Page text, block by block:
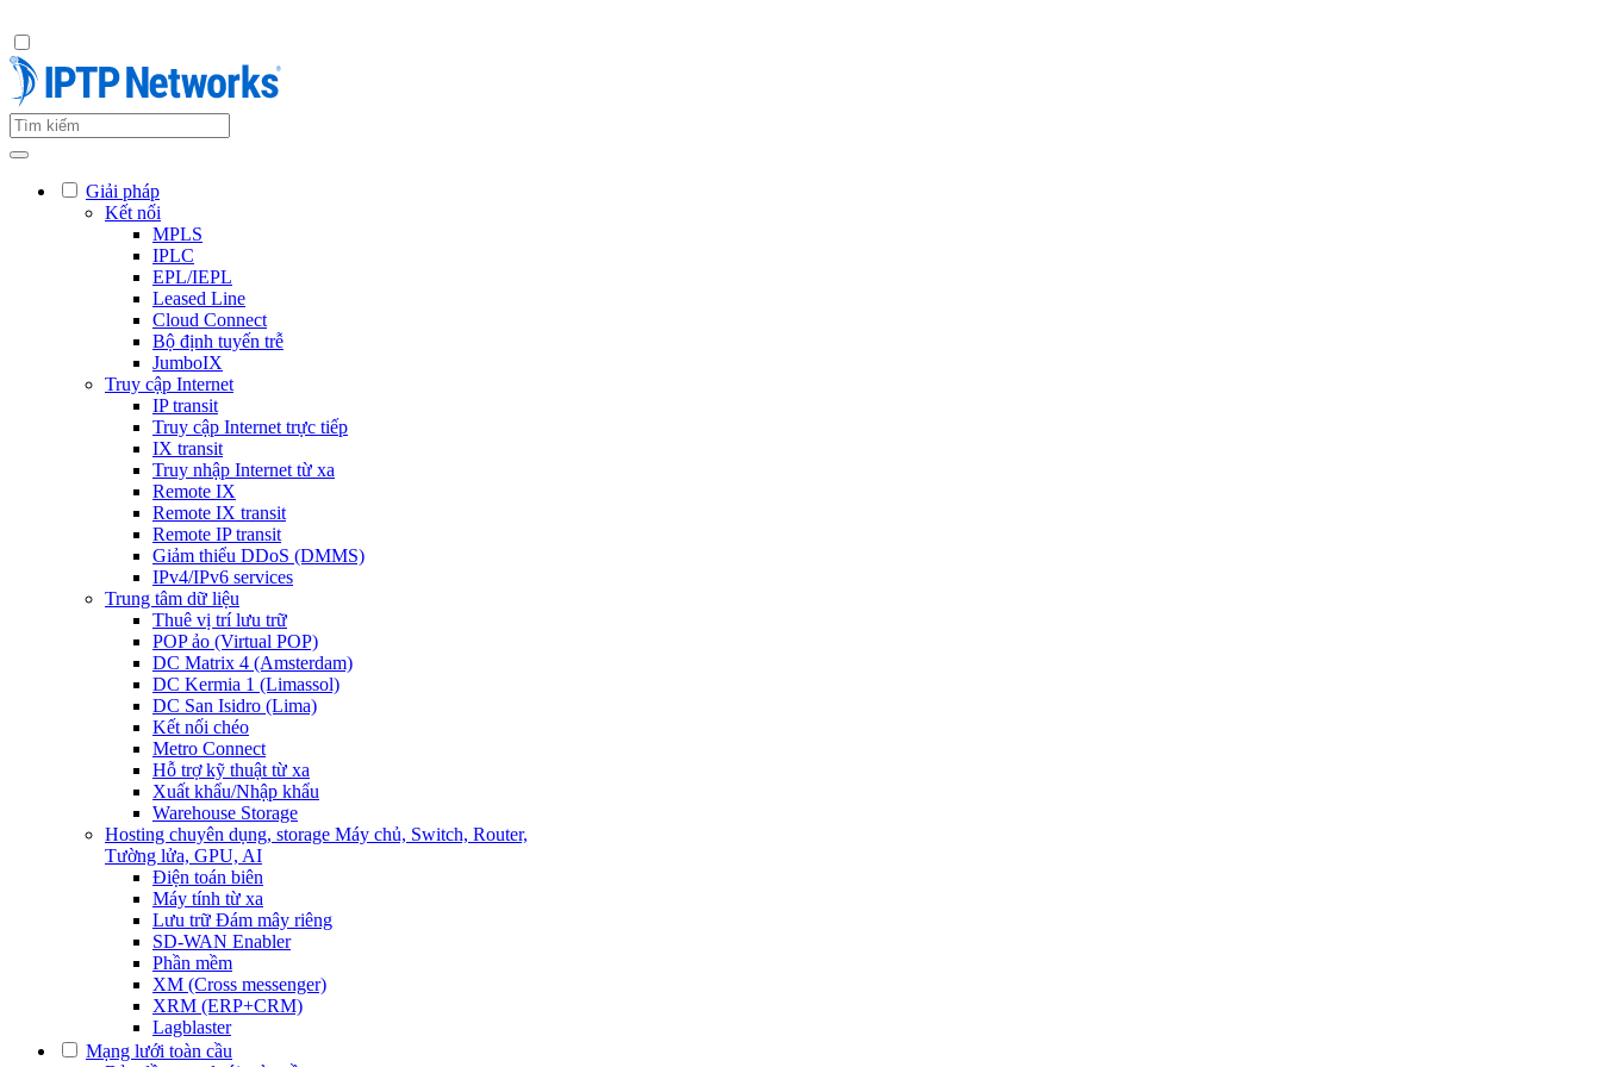
Giải pháp
Kết nối
MPLS
IPLC
EPL/IEPL
Leased Line
Cloud Connect
Bộ định tuyến trễ
JumboIX
Truy cập Internet
IP transit
Truy cập Internet trực tiếp
IX transit
Truy nhập Internet từ xa
Remote IX
Remote IX transit
Remote IP transit
Giảm thiểu DDoS (DMMS)
IPv4/IPv6 services
Trung tâm dữ liệu
Thuê vị trí lưu trữ
POP ảo (Virtual POP)
DC Matrix 4 (Amsterdam)
DC Kermia 1 (Limassol)
DC San Isidro (Lima)
Kết nối chéo
Metro Connect
Hỗ trợ kỹ thuật từ xa
Xuất khẩu/Nhập khẩu
Warehouse Storage
Hosting chuyên dụng, storage Máy chủ, Switch, Router,
Tường lửa, GPU, AI
Điện toán biên
Máy tính từ xa
Lưu trữ Đám mây riêng
SD-WAN Enabler
Phần mềm
XM (Cross messenger)
XRM (ERP+CRM)
Lagblaster
Mạng lưới toàn cầu